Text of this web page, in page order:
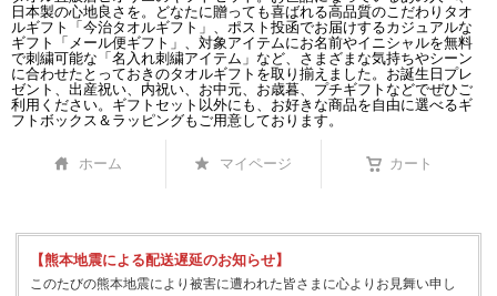
日本製の心地良さを。どなたに贈っても喜ばれる高品質のこだわりタオ
ルギフト「今治タオルギフト」、ポスト投函でお届けするカジュアルな
ギフト「メール便ギフト」、対象アイテムにお名前やイニシャルを無料
で刺繍可能な「名入れ刺繍アイテム」など、さまざまな気持ちやシーン
に合わせたとっておきのタオルギフトを取り揃えました。お誕生日プレ
ゼント、出産祝い、内祝い、お中元、お歳暮、プチギフトなどでぜひご
利用ください。ギフトセット以外にも、お好きな商品を自由に選べるギ
フトボックス＆ラッピングもご用意しております。
ホーム マイページ カート
【熊本地震による配送遅延のお知らせ】
このたびの熊本地震により被害に遭われた皆さまに心よりお見舞い申し